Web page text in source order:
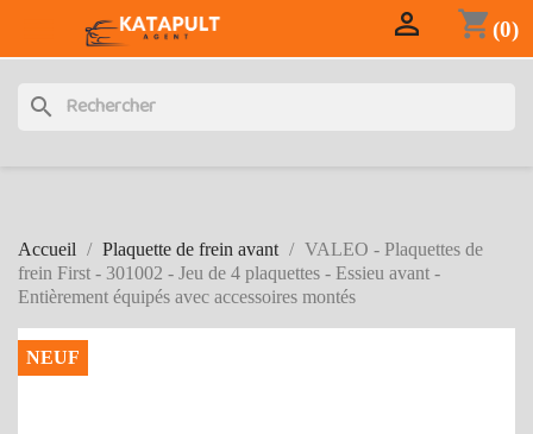
shopping_cart(0)

search
Accueil Plaquette de frein avant
VALEO - Plaquettes de
frein First - 301002 - Jeu de 4 plaquettes - Essieu avant -
Entièrement équipés avec accessoires montés
NEUF